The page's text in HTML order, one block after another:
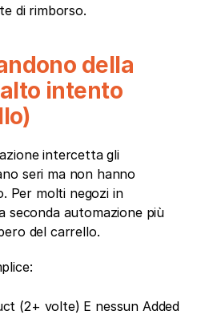
di rimborso.
della
intento
intercetta gli
seri ma non hanno
Per molti negozi in
seconda automazione più
del carrello.
(2+ volte) E nessun Added